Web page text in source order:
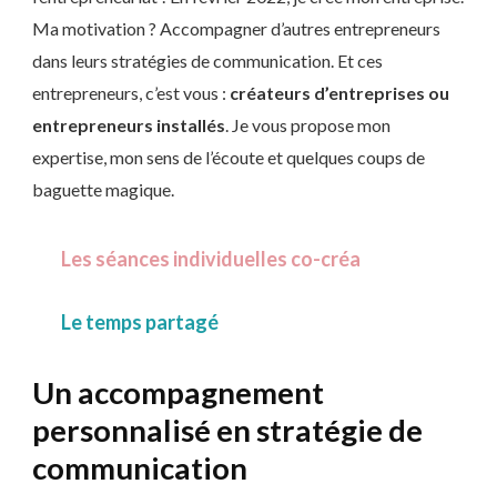
Ma motivation ? Accompagner d’autres entrepreneurs
dans leurs stratégies de communication. Et ces
entrepreneurs, c’est vous : créateurs d’entreprises ou
entrepreneurs installés. Je vous propose mon
expertise, mon sens de l’écoute et quelques coups de
baguette magique.
Les séances individuelles co-créa
Le temps partagé
Un accompagnement
personnalisé en stratégie de
communication